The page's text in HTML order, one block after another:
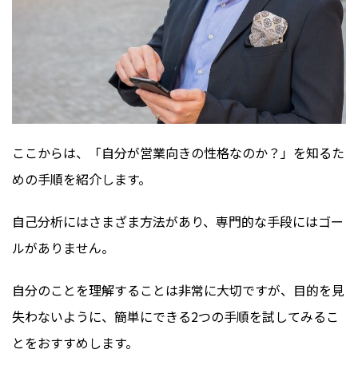
ここからは、「自分が営業向きの性格なのか？」を知るた
めの手順を紹介します。
自己分析にはさまざま方法があり、専門的な手段にはゴー
ルがありません。
自分のことを理解することは非常に大切ですが、目的を見
失わないように、簡単にできる2つの手順を試してみるこ
とをおすすめします。